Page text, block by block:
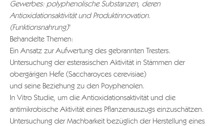
Gewerbes: polyphenolische Substanzen, deren
Antioxidationsaktivität und Produktinnovation.
(Funktionsnahrung)"
Behandelte Themen:
Ein Ansatz zur Aufwertung des gebrannten Tresters.
Untersuchung der esterasischen Aktivität in Stämmen der
obergärigen Hefe (Saccharoyces cerevisiae)
und seine Beziehung zu den Poyphenolen.
In Vitro Studie, um die Antioxidationsaktivität und die
antimikrobische Aktivität eines Pflanzenauszugs einzuschätzen.
Untersuchung der Machbarkeit bezüglich der Herstellung eines